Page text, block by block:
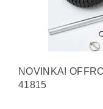
NOVINKA!
41815